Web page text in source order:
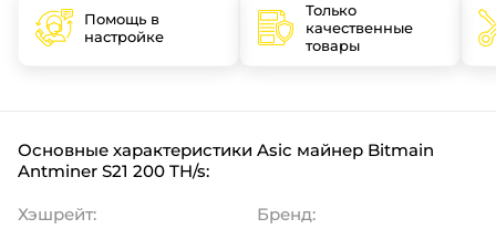
Помощь в
настройке
Только
качественные
товары
Основные характеристики Asic майнер Bitmain
Antminer S21 200 TH/s:
Хэшрейт:
Бренд: